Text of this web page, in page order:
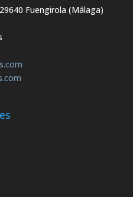
Fuengirola (Málaga)